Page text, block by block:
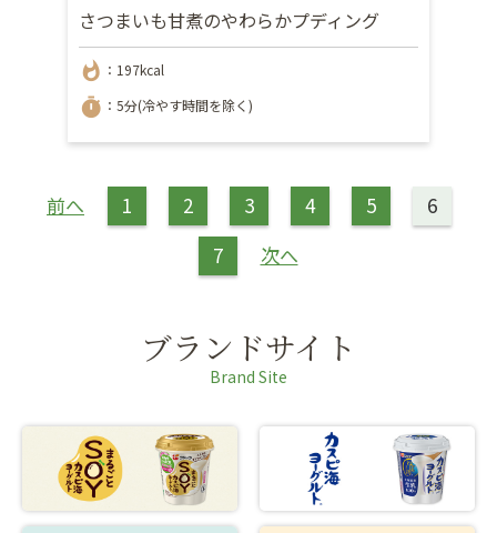
さつまいも甘煮のやわらかプディング
whatshot ：197kcal
timer ：5分(冷やす時間を除く)
前へ 1 2 3 4 5
6
7
次へ
ブランドサイト
Brand Site